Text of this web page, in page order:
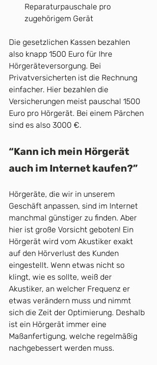
Reparaturpauschale pro
zugehörigem Gerät
Die gesetzlichen Kassen bezahlen
also knapp 1500 Euro für Ihre
Hörgeräteversorgung. Bei
Privatversicherten ist die Rechnung
einfacher. Hier bezahlen die
Versicherungen meist pauschal 1500
Euro pro Hörgerät. Bei einem Pärchen
sind es also 3000 €.
“Kann ich mein Hörgerät
auch im Internet kaufen?”
Hörgeräte, die wir in unserem
Geschäft anpassen, sind im Internet
manchmal günstiger zu finden. Aber
hier ist große Vorsicht geboten! Ein
Hörgerät wird vom Akustiker exakt
auf den Hörverlust des Kunden
eingestellt. Wenn etwas nicht so
klingt, wie es sollte, weiß der
Akustiker, an welcher Frequenz er
etwas verändern muss und nimmt
sich die Zeit der Optimierung. Deshalb
ist ein Hörgerät immer eine
Maßanfertigung, welche regelmäßig
nachgebessert werden muss.